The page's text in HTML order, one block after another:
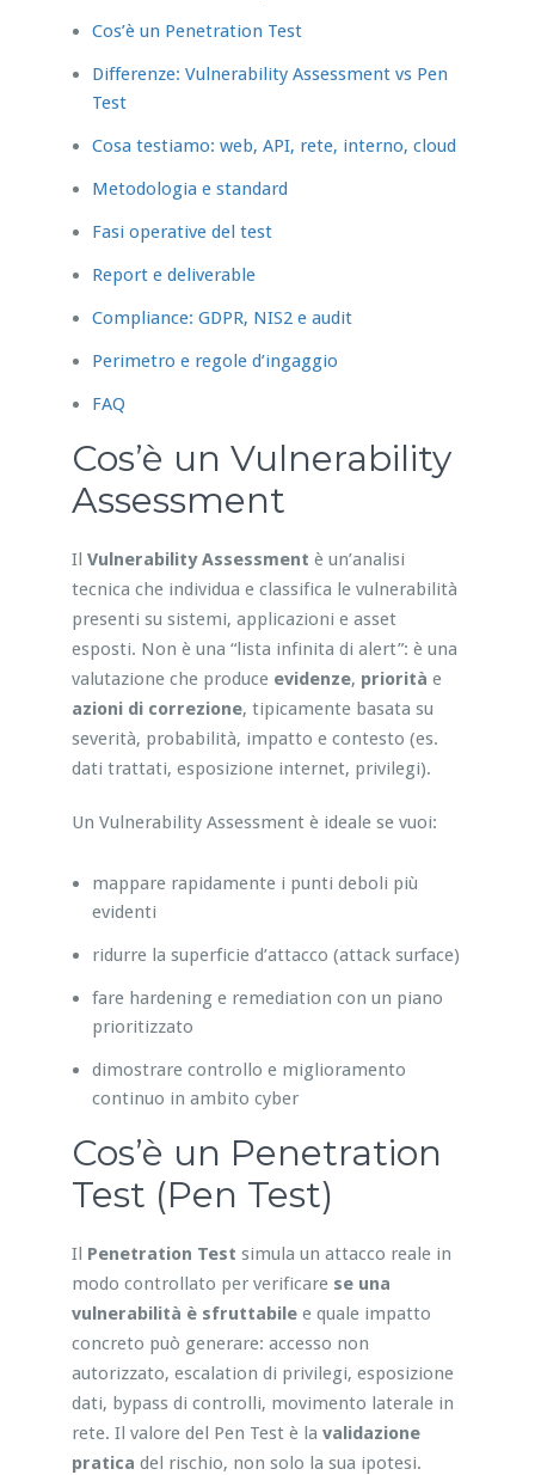
Cos’è un Penetration Test
Differenze: Vulnerability Assessment vs Pen
Test
Cosa testiamo: web, API, rete, interno, cloud
Metodologia e standard
Fasi operative del test
Report e deliverable
Compliance: GDPR, NIS2 e audit
Perimetro e regole d’ingaggio
FAQ
Cos’è un Vulnerability
Assessment
Il Vulnerability Assessment è un’analisi
tecnica che individua e classifica le vulnerabilità
presenti su sistemi, applicazioni e asset
esposti. Non è una “lista infinita di alert”: è una
valutazione che produce evidenze, priorità e
azioni di correzione, tipicamente basata su
severità, probabilità, impatto e contesto (es.
dati trattati, esposizione internet, privilegi).
Un Vulnerability Assessment è ideale se vuoi:
mappare rapidamente i punti deboli più
evidenti
ridurre la superficie d’attacco (attack surface)
fare hardening e remediation con un piano
prioritizzato
dimostrare controllo e miglioramento
continuo in ambito cyber
Cos’è un Penetration
Test (Pen Test)
Il Penetration Test simula un attacco reale in
modo controllato per verificare se una
vulnerabilità è sfruttabilee quale impatto
concreto può generare: accesso non
autorizzato, escalation di privilegi, esposizione
dati, bypass di controlli, movimento laterale in
rete. Il valore del Pen Test è la validazione
pratica del rischio, non solo la sua ipotesi.